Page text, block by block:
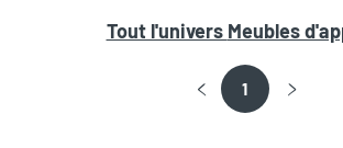
Tout l'univers Meubles
1